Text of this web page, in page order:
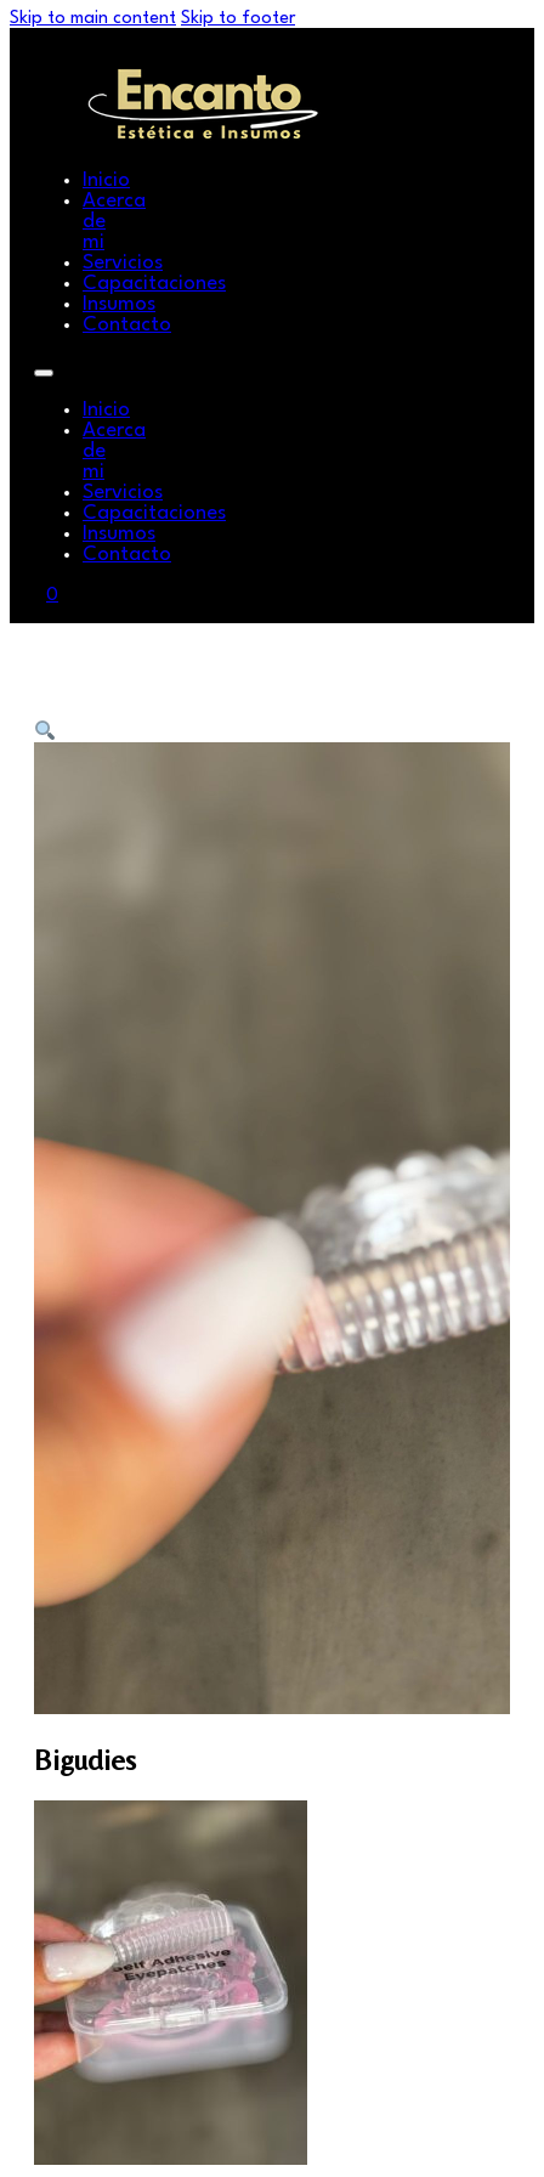
Skip to main content Skip to footer
Inicio
Acerca
de
mi
Servicios
Capacitaciones
Insumos
Contacto
Inicio
Acerca
de
mi
Servicios
Capacitaciones
Insumos
Contacto
0
Bigudies